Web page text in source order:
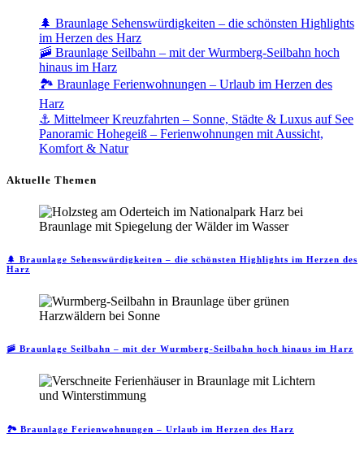
🌲 Braunlage Sehenswürdigkeiten – die schönsten Highlights
im Herzen des Harz
🚠 Braunlage Seilbahn – mit der Wurmberg-Seilbahn hoch
hinaus im Harz
🏞️ Braunlage Ferienwohnungen – Urlaub im Herzen des
Harz
⚓ Mittelmeer Kreuzfahrten – Sonne, Städte & Luxus auf See
Panoramic Hohegeiß – Ferienwohnungen mit Aussicht,
Komfort & Natur
Aktuelle Themen
🌲 Braunlage Sehenswürdigkeiten – die schönsten Highlights im Herzen des
Harz
🚠 Braunlage Seilbahn – mit der Wurmberg-Seilbahn hoch hinaus im Harz
🏞️ Braunlage Ferienwohnungen – Urlaub im Herzen des Harz